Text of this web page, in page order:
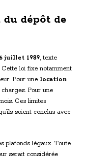
dépôt de
juillet 1989, texte
loi fixe notamment
Pour une location
Pour une
Ces limites
soient conclus avec
plafonds légaux. Toute
serait considérée